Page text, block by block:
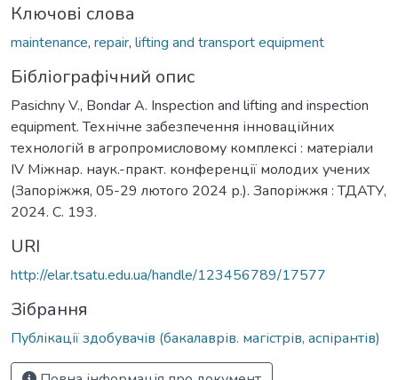
Ключові слова
maintenance, repair, lifting and transport equipment
Бібліографічний опис
Pasichny V., Bondar A. Inspection and lifting and inspection
equipment. Технічне забезпечення інноваційних
технологій в агропромисловому комплексі : матеріали
IV Міжнар. наук.-практ. конференції молодих учених
(Запоріжжя, 05-29 лютого 2024 р.). Запоріжжя : ТДАТУ,
2024. С. 193.
URI
http://elar.tsatu.edu.ua/handle/123456789/17577
Зібрання
Публікації здобувачів (бакалаврів. магістрів, аспірантів)